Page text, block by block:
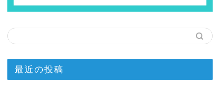
最近の投稿